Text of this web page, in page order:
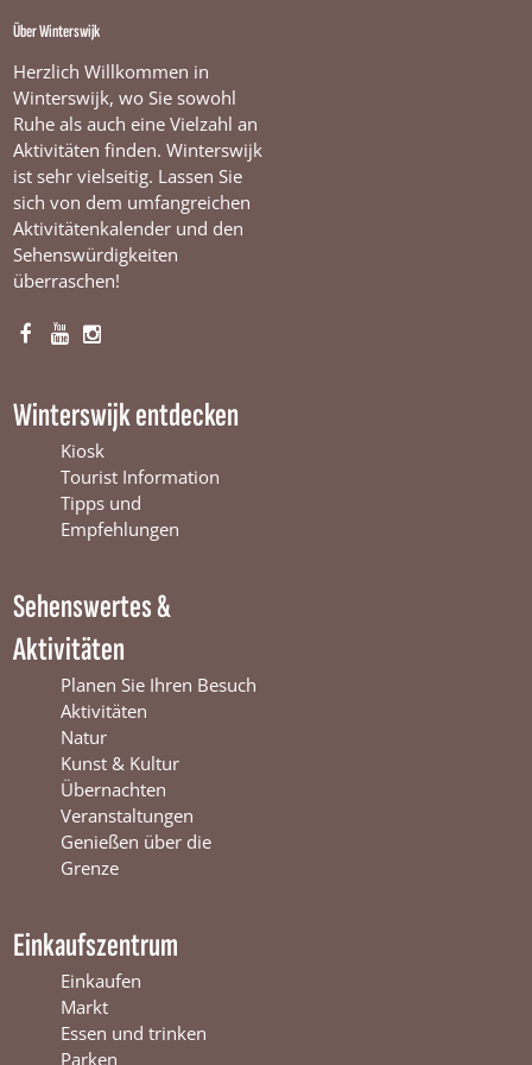
Über Winterswijk
Herzlich Willkommen in
Winterswijk, wo Sie sowohl
Ruhe als auch eine Vielzahl an
Aktivitäten finden. Winterswijk
ist sehr vielseitig. Lassen Sie
sich von dem umfangreichen
Aktivitätenkalender und den
Sehenswürdigkeiten
überraschen!
F
e
n
t
e
Y
T
u
b
e
W
t
e
r
s
w
i
j
k
I
t
a
g
r
a
i
t
e
r
s
w
i
j
k
Winterswijk entdecken
Kiosk
Tourist Information
Tipps und
Empfehlungen
Sehenswertes &
Aktivitäten
Planen Sie Ihren Besuch
Aktivitäten
Natur
Kunst & Kultur
Übernachten
Veranstaltungen
Genießen über die
Grenze
Einkaufszentrum
Einkaufen
Markt
Essen und trinken
Parken